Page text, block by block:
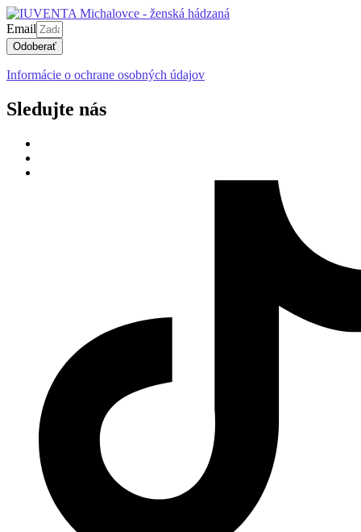
Email
Odoberať
Informácie o ochrane osobných údajov
Sledujte nás